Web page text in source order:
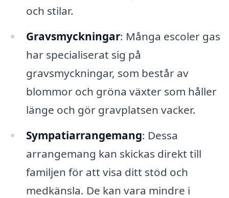
och stilar.
Gravsmyckningar: Många escoler gas
har specialiserat sig på
gravsmyckningar, som består av
blommor och gröna växter som håller
länge och gör gravplatsen vacker.
Sympatiarrangemang: Dessa
arrangemang kan skickas direkt till
familjen för att visa ditt stöd och
medkänsla. De kan vara mindre i